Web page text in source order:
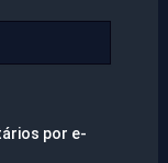
por e-